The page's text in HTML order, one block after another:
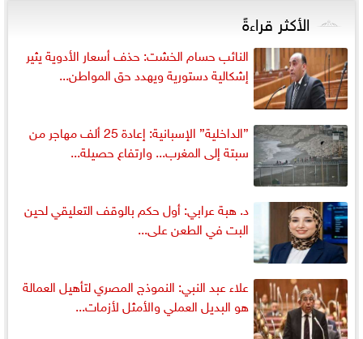
الأكثر قراءةً
النائب حسام الخشت: حذف أسعار الأدوية يثير
إشكالية دستورية ويهدد حق المواطن...
”الداخلية” الإسبانية: إعادة 25 ألف مهاجر من
سبتة إلى المغرب... وارتفاع حصيلة...
د. هبة عرابي: أول حكم بالوقف التعليقي لحين
البت في الطعن على...
علاء عبد النبي: النموذج المصري لتأهيل العمالة
هو البديل العملي والأمثل لأزمات...